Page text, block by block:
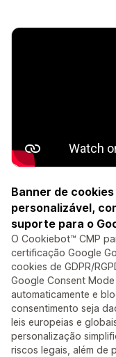
Banner de cookies
personalizável,
suporte para o
O Cookiebot™ CMP
certificação Google
cookies de GDPR/
Google Consent
automaticamente e
consentimento seja
leis europeias e
personalização
riscos legais, além de